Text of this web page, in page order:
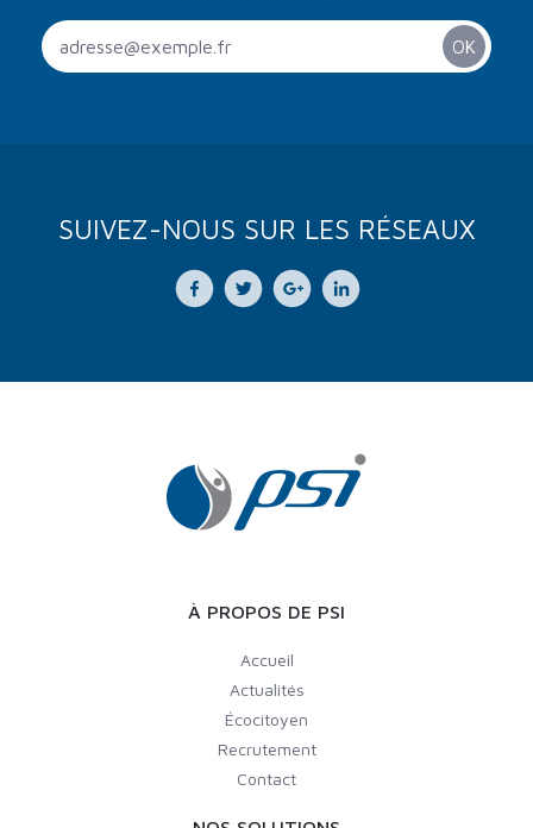
SUIVEZ-NOUS SUR LES RÉSEAUX
À PROPOS DE PSI
Accueil
Actualités
Écocitoyen
Recrutement
Contact